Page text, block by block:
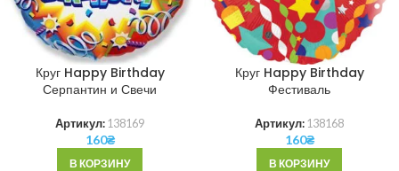
Круг Happy Birthday
Серпантин и Свечи
Артикул: 138169
160₴
В КОРЗИНУ
Круг Happy Birthday
Фестиваль
Артикул: 138168
160₴
В КОРЗИНУ